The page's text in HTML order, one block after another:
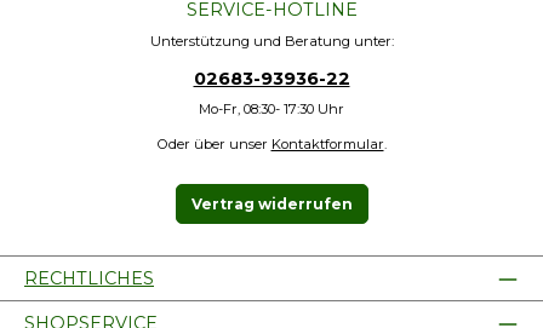
SERVICE-HOTLINE
Unterstützung und Beratung unter:
02683-93936-22
Mo-Fr, 08:30- 17:30 Uhr
Oder über unser Kontaktformular.
Vertrag widerrufen
RECHTLICHES
SHOPSERVICE